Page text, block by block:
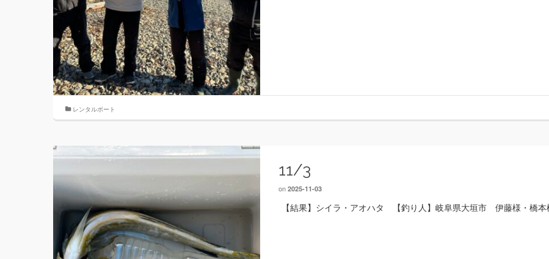
レンタルボート
11/3
on 2025-11-03
【結果】シイラ・アオハタ 【釣り人】岐阜県大垣市 伊藤様・橋本